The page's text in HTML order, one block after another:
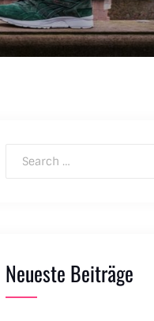
Search for:
Neueste Beiträge